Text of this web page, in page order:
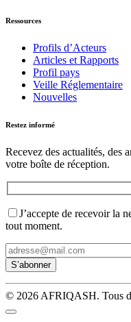
Ressources
Profils d’Acteurs
Articles et Rapports
Profil pays
Veille Réglementaire
Nouvelles
Restez informé
Recevez des actualités, des
votre boîte de réception.
J’accepte de recevoir la
tout moment.
© 2026 AFRIQASH. Tous